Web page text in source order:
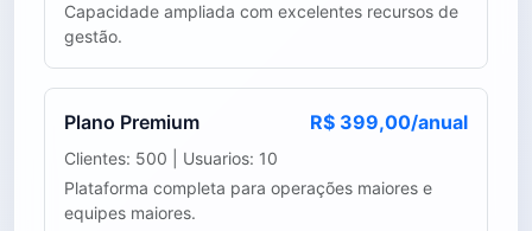
Capacidade ampliada com excelentes recursos de
gestão.
Plano Premium R$ 399,00/anual
Clientes: 500 | Usuarios: 10
Plataforma completa para operações maiores e
equipes maiores.